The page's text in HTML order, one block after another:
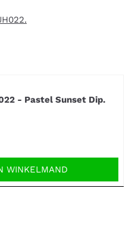
- Pastel Sunset Dip.
WINKELMAND